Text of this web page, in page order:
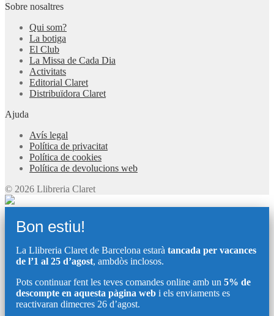
Sobre nosaltres
Qui som?
La botiga
El Club
La Missa de Cada Dia
Activitats
Editorial Claret
Distribuïdora Claret
Ajuda
Avís legal
Política de privacitat
Política de cookies
Política de devolucions web
© 2026 Llibreria Claret
Bon estiu!
La Llibreria Claret de Barcelona estarà tancada per vacances
de l’1 al 25 d’agost, ambdòs inclosos.
Pots continuar fent les teves comandes online amb un 5% de
descompte en aquesta pàgina web i els enviaments es
reactivaran dimecres 26 d’agost.